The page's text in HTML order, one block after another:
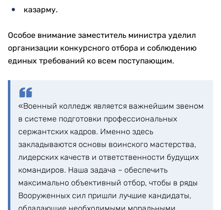
казарму.
Особое внимание заместитель министра уделил
организации конкурсного отбора и соблюдению
единых требований ко всем поступающим.
«Военный колледж является важнейшим звеном
в системе подготовки профессиональных
сержантских кадров. Именно здесь
закладываются основы воинского мастерства,
лидерских качеств и ответственности будущих
командиров. Наша задача – обеспечить
максимально объективный отбор, чтобы в ряды
Вооруженных сил пришли лучшие кандидаты,